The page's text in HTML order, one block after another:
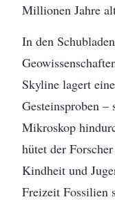
Millionen Jahre
In den
Skyline lagert
Gesteinsproben –
Mikroskop
hütet der
Kindheit und
Freizeit Fossilien